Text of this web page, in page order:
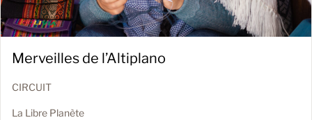
Merveilles de l’Altiplano
CIRCUIT
La Libre Planète